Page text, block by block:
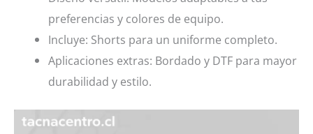
preferencias y colores de equipo.
Incluye: Shorts para un uniforme completo.
Aplicaciones extras: Bordado y DTF para mayor
durabilidad y estilo.